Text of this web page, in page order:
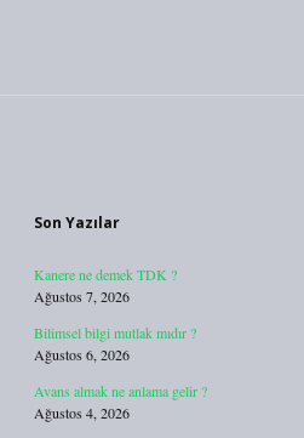
Son Yazılar
Kanere ne demek TDK ?
Ağustos 7, 2026
Bilimsel bilgi mutlak mıdır ?
Ağustos 6, 2026
Avans almak ne anlama gelir ?
Ağustos 4, 2026